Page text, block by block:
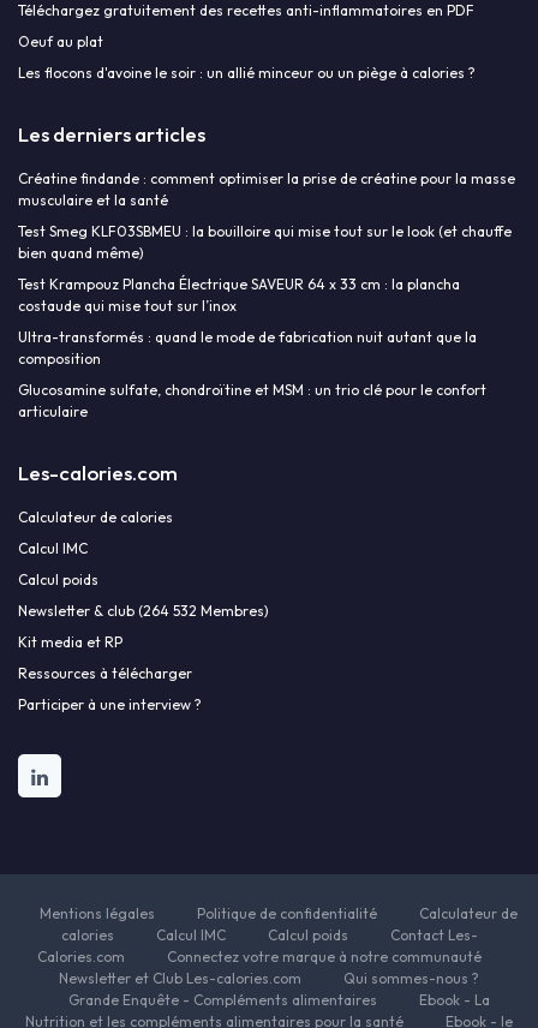
Téléchargez gratuitement des recettes anti-inflammatoires en PDF
Oeuf au plat
Les flocons d'avoine le soir : un allié minceur ou un piège à calories ?
Les derniers articles
Créatine findande : comment optimiser la prise de créatine pour la masse
musculaire et la santé
Test Smeg KLF03SBMEU : la bouilloire qui mise tout sur le look (et chauffe
bien quand même)
Test Krampouz Plancha Électrique SAVEUR 64 x 33 cm : la plancha
costaude qui mise tout sur l’inox
Ultra-transformés : quand le mode de fabrication nuit autant que la
composition
Glucosamine sulfate, chondroïtine et MSM : un trio clé pour le confort
articulaire
Les-calories.com
Calculateur de calories
Calcul IMC
Calcul poids
Newsletter & club (264 532 Membres)
Kit media et RP
Ressources à télécharger
Participer à une interview ?
Mentions légales Politique de confidentialité
Calculateur de
calories
Calcul IMC Calcul poids
Contact Les-
Calories.com
Connectez votre marque à notre communauté
Newsletter et Club Les-calories.com
Qui sommes-nous ?
Grande Enquête - Compléments alimentaires
Ebook - La
Nutrition et les compléments alimentaires pour la santé
Ebook - le